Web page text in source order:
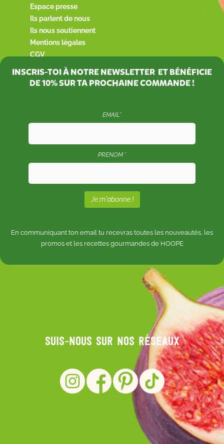
Espace presse
Ils parlent de nous
Ils nous soutiennent
Mentions légales
CGV
INSCRIS-TOI À NOTRE NEWSLETTER ET BÉNÉFICIE
DE10%SUR TA PROCHAINE COMMANDE !
EMAIL*
PRENOM *
En communiquant ton email tu recevras toutes les nouveautés, les
promos et les recettes gourmandes de HOOPE
Suis-nous sur nos réseaux